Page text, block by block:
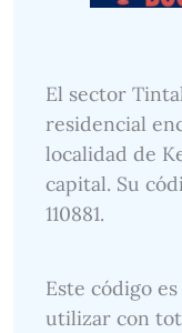
El sector
residencial
localidad de
capital. Su
110881.
Este código
utilizar con